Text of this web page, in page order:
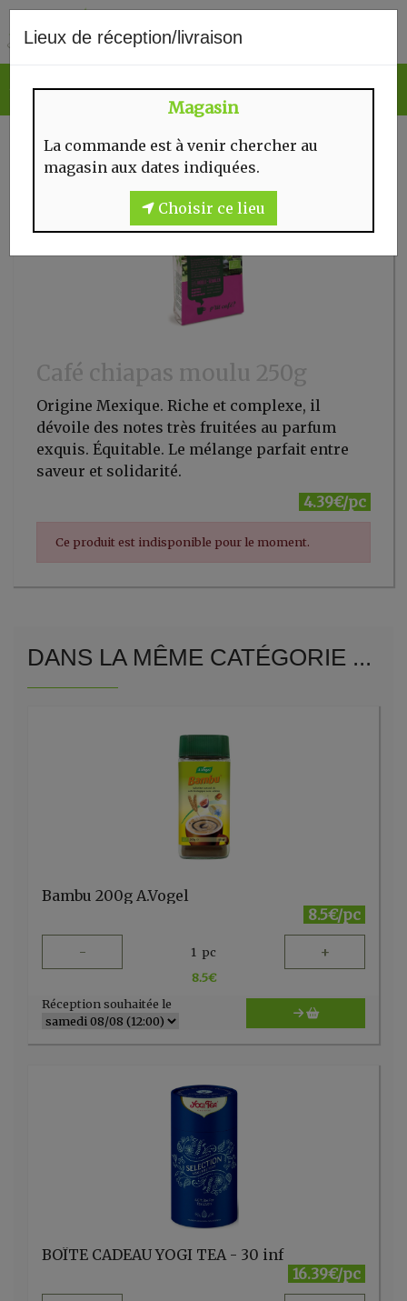
Lieux de réception/livraison
Magasin
La commande est à venir chercher au
magasin aux dates indiquées.
Choisir ce lieu
Café chiapas moulu 250g
Origine Mexique. Riche et complexe, il
dévoile des notes très fruitées au parfum
exquis. Équitable. Le mélange parfait entre
saveur et solidarité.
4.39€/pc
Ce produit est indisponible pour le moment.
DANS LA MÊME CATÉGORIE ...
Bambu 200g A.Vogel
8.5€/pc
- 1 pc +
8.5€
Réception souhaitée le
BOÎTE CADEAU YOGI TEA - 30 inf
16.39€/pc